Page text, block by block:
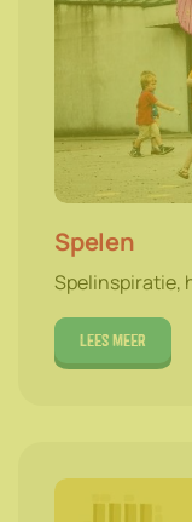
Spelen
Spelinspiratie,
Lees meer